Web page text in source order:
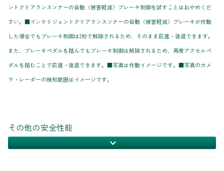
ントクリアランスソナーの自動（被害軽減）ブレーキ制御を試すことはおやめくだ
さい。■インテリジェントクリアランスソナーの自動（被害軽減）ブレーキが作動
した場合でもブレーキ制御は2秒で解除されるため、そのまま前進・後退できます。
また、ブレーキペダルを踏んでもブレーキ制御は解除されるため、再度アクセルペ
ダルを踏むことで前進・後退できます。■写真は作動イメージです。■写真のカメ
ラ・レーダーの検知範囲はイメージです。
その他の安全性能